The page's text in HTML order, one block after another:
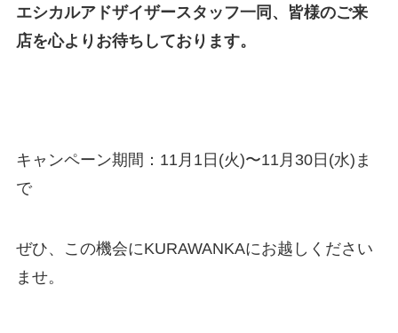
エシカルアドザイザースタッフ一同、皆様のご来
店を心よりお待ちしております。
キャンペーン期間：11月1日(火)〜11月30日(水)ま
で
ぜひ、この機会にKURAWANKAにお越しください
ませ。